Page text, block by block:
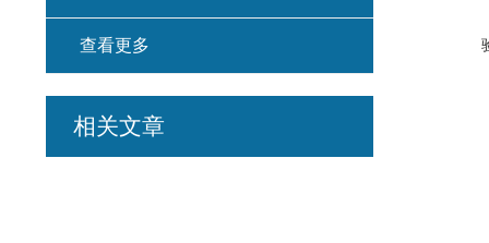
查看更多
相关文章